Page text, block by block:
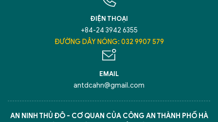
ĐIỆN THOẠI
+84-24 3942 6355
ĐƯỜNG DÂY NÓNG: 032 9907 579
EMAIL
antdcahn@gmail.com
AN NINH THỦ ĐÔ - CƠ QUAN CỦA CÔNG AN THÀNH PHỐ HÀ